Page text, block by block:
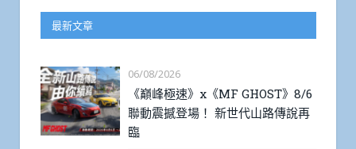
最新文章
06/08/2026
《巔峰極速》x《MF GHOST》8/6
聯動震撼登場！ 新世代山路傳說再
臨